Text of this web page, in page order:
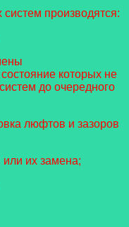
производятся:
которых не
до очередного
люфтов и зазоров
или их замена;